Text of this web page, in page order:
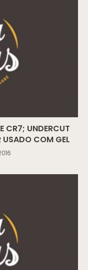
CR7; UNDERCUT
USADO COM GEL